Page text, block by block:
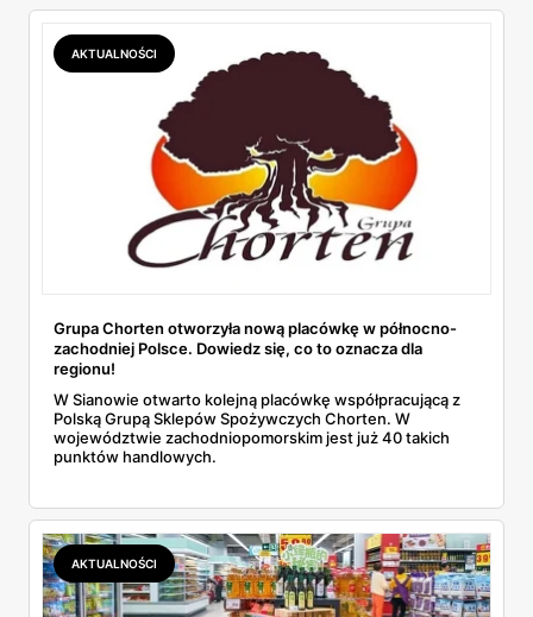
AKTUALNOŚCI
Grupa Chorten otworzyła nową placówkę w północno-
zachodniej Polsce. Dowiedz się, co to oznacza dla
regionu!
W Sianowie otwarto kolejną placówkę współpracującą z
Polską Grupą Sklepów Spożywczych Chorten. W
województwie zachodniopomorskim jest już 40 takich
punktów handlowych.
AKTUALNOŚCI